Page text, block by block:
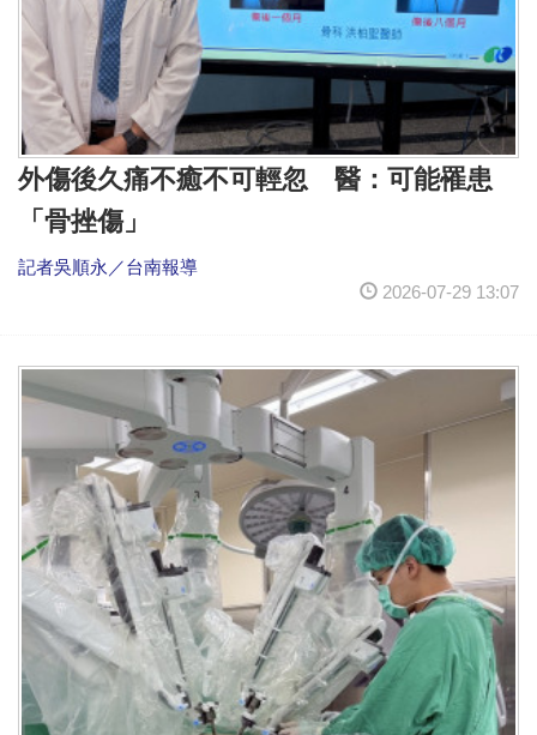
外傷後久痛不癒不可輕忽 醫：可能罹患
「骨挫傷」
記者吳順永／台南報導
2026-07-29 13:07